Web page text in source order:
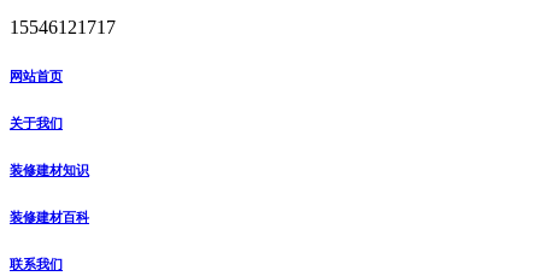
15546121717
网站首页
关于我们
装修建材知识
装修建材百科
联系我们